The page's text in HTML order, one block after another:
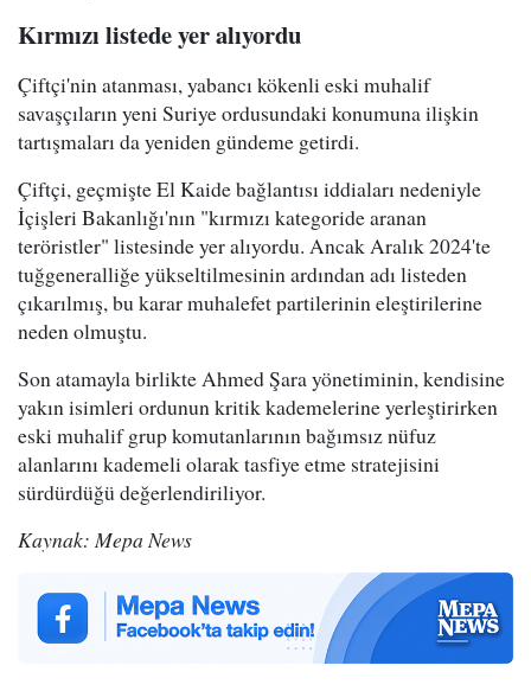
Kırmızı listede yer alıyordu
Çiftçi'nin atanması, yabancı kökenli eski muhalif
savaşçıların yeni Suriye ordusundaki konumuna ilişkin
tartışmaları da yeniden gündeme getirdi.
Çiftçi, geçmişte El Kaide bağlantısı iddiaları nedeniyle
İçişleri Bakanlığı'nın "kırmızı kategoride aranan
teröristler" listesinde yer alıyordu. Ancak Aralık 2024'te
tuğgeneralliğe yükseltilmesinin ardından adı listeden
çıkarılmış, bu karar muhalefet partilerinin eleştirilerine
neden olmuştu.
Son atamayla birlikte Ahmed Şara yönetiminin, kendisine
yakın isimleri ordunun kritik kademelerine yerleştirirken
eski muhalif grup komutanlarının bağımsız nüfuz
alanlarını kademeli olarak tasfiye etme stratejisini
sürdürdüğü değerlendiriliyor.
Kaynak: Mepa News